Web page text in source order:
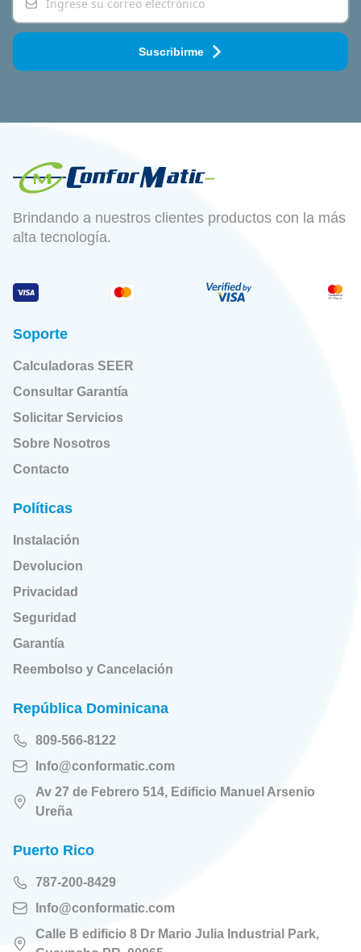
Suscribirme
Brindando a nuestros clientes productos con la más
alta tecnología.
Soporte
Calculadoras SEER
Consultar Garantía
Solicitar Servicios
Sobre Nosotros
Contacto
Políticas
Instalación
Devolucion
Privacidad
Seguridad
Garantía
Reembolso y Cancelación
República Dominicana
809-566-8122
Info@conformatic.com
Av 27 de Febrero 514, Edificio Manuel Arsenio
Ureña
Puerto Rico
787-200-8429
Info@conformatic.com
Calle B edificio 8 Dr Mario Julia Industrial Park,